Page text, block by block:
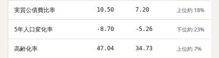
実質公債費比率 10.50 7.20 上位約 18%
5年人口変化率 -8.70 -5.26 下位約 23%
高齢化率 47.04 34.73 上位約 7%